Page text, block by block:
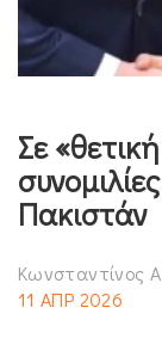
Σε
Πακιστάν
Κωνσταντίνος
11 ΑΠΡ 2026